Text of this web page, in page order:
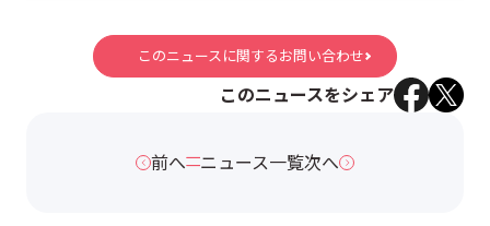
このニュースに関するお問い合わせ
このニュースをシェア
前へ ニュース一覧次へ